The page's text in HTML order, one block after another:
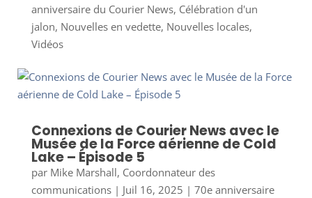
anniversaire du Courier News, Célébration d'un
jalon, Nouvelles en vedette, Nouvelles locales,
Vidéos
Connexions de Courier News avec le
Musée de la Force aérienne de Cold
Lake – Épisode 5
par Mike Marshall, Coordonnateur des
communications| Juil 16, 2025 | 70e anniversaire